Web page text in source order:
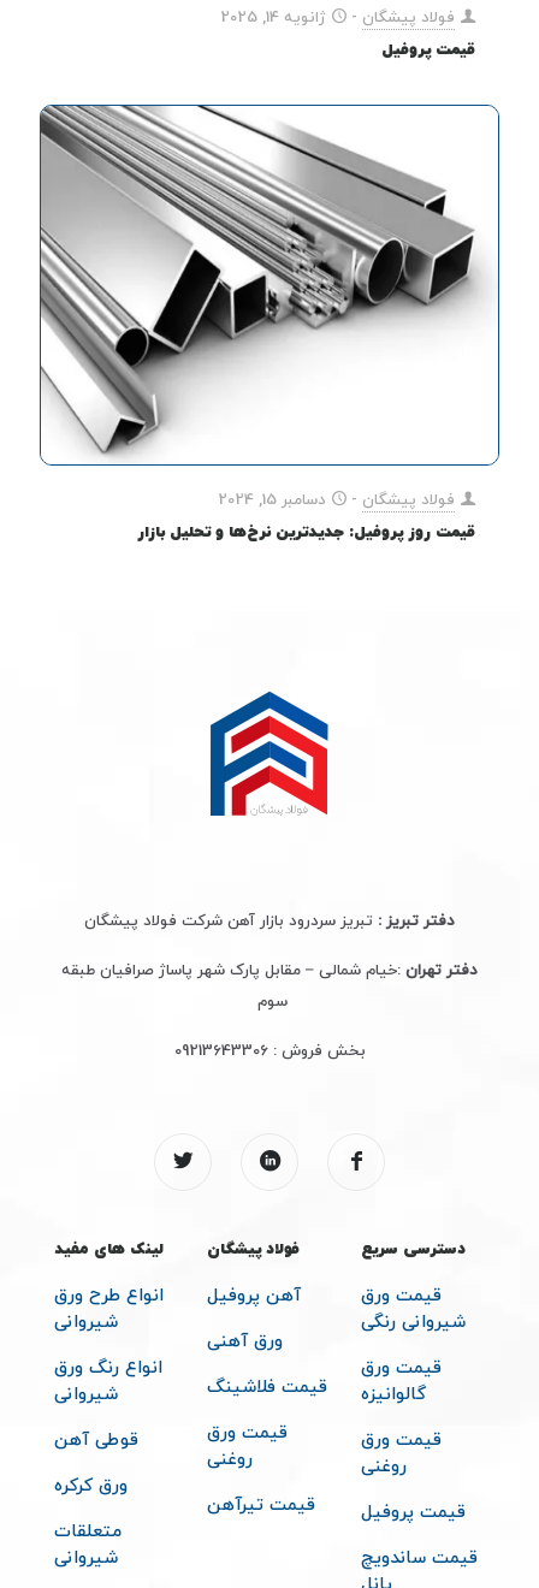
فولاد پیشگان -
ژانویه 14, 2025
قیمت پروفیل
فولاد پیشگان -
دسامبر 15, 2024
قیمت روز پروفیل: جدیدترین نرخ‌ها و تحلیل بازار
دفتر تبریز : تبریز سردرود بازار آهن شرکت فولاد پیشگان
دفتر تهران :خیام شمالی – مقابل پارک شهر پاساژ صرافیان طبقه
سوم
بخش فروش :09213643306
دسترسی سریع
قیمت ورق
شیروانی رنگی
قیمت ورق
گالوانیزه
قیمت ورق
روغنی
قیمت پروفیل
قیمت ساندویچ
فولاد پیشگان
آهن پروفیل
ورق آهنی
قیمت فلاشینگ
قیمت ورق
روغنی
قیمت تیرآهن
لینک های مفید
انواع طرح ورق
شیروانی
انواع رنگ ورق
شیروانی
قوطی آهن
ورق کرکره
متعلقات
شیروانی